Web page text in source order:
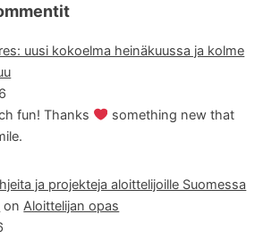
uusi kokoelma heinäkuussa ja kolme
fun! Thanks
something new that
ja projekteja aloittelijoille Suomessa
onAloittelijan opas